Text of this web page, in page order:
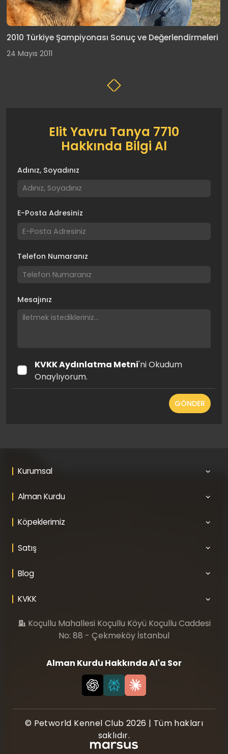
2010 Türkiye Şampiyonası Sonuç ve Değerlendirmeleri
24 Mayıs 2011
Elit Yavru Tanya 7710
Hakkında Bilgi Al
Adınız, Soyadınız
E-Posta Adresiniz
Telefon Numaranız
Mesajınız
KVKK Aydınlatma Metni'ni Okudum
Onaylıyorum.
GÖNDER
Kurumsal
Alman Kurdu
Köpeklerimiz
Satış
Blog
KVKK
Koçullu Mahallesi Koçullu Köyü Koçullu Caddesi
No: 88 - Çekmeköy İstanbul
Alman Kurdu Hakkında AI'a Sor
© Petworld Kennel Club 2026 | Tüm hakları
saklıdır.